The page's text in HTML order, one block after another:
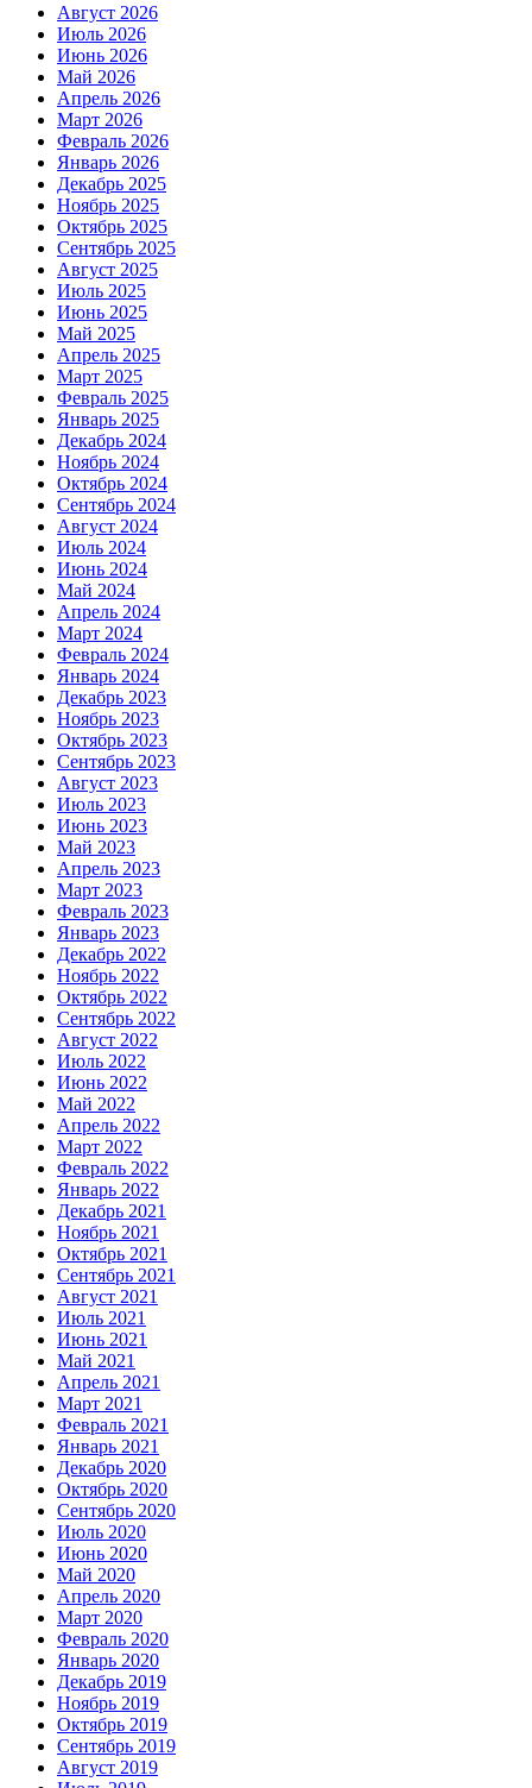
Август 2026
Июль 2026
Июнь 2026
Май 2026
Апрель 2026
Март 2026
Февраль 2026
Январь 2026
Декабрь 2025
Ноябрь 2025
Октябрь 2025
Сентябрь 2025
Август 2025
Июль 2025
Июнь 2025
Май 2025
Апрель 2025
Март 2025
Февраль 2025
Январь 2025
Декабрь 2024
Ноябрь 2024
Октябрь 2024
Сентябрь 2024
Август 2024
Июль 2024
Июнь 2024
Май 2024
Апрель 2024
Март 2024
Февраль 2024
Январь 2024
Декабрь 2023
Ноябрь 2023
Октябрь 2023
Сентябрь 2023
Август 2023
Июль 2023
Июнь 2023
Май 2023
Апрель 2023
Март 2023
Февраль 2023
Январь 2023
Декабрь 2022
Ноябрь 2022
Октябрь 2022
Сентябрь 2022
Август 2022
Июль 2022
Июнь 2022
Май 2022
Апрель 2022
Март 2022
Февраль 2022
Январь 2022
Декабрь 2021
Ноябрь 2021
Октябрь 2021
Сентябрь 2021
Август 2021
Июль 2021
Июнь 2021
Май 2021
Апрель 2021
Март 2021
Февраль 2021
Январь 2021
Декабрь 2020
Октябрь 2020
Сентябрь 2020
Июль 2020
Июнь 2020
Май 2020
Апрель 2020
Март 2020
Февраль 2020
Январь 2020
Декабрь 2019
Ноябрь 2019
Октябрь 2019
Сентябрь 2019
Август 2019